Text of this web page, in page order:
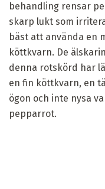
behandling rensar
skarp lukt som
bäst att använda en
köttkvarn. De
denna rotskörd har
en fin köttkvarn, en
ögon och inte nysa
pepparrot.